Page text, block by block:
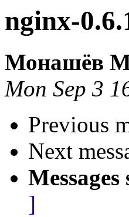
nginx-
Монашёв
Mon Sep 3
Previous
Next
]